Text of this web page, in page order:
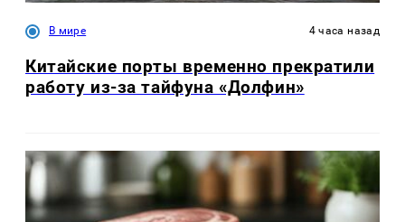
В мире 4 часа назад
Китайские порты временно прекратили
работу из-за тайфуна «Долфин»